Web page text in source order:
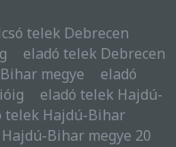
telek Debrecen
eladó telek Debrecen
megye
eladó
eladó telek Hajdú-
telek Hajdú-Bihar
Bihar megye 20